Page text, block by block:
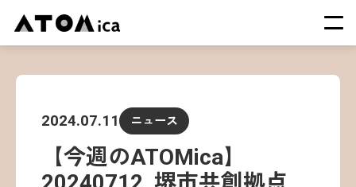
会社概要
サービス
運営施設一覧
2024.07.11 ニュース
【今週のATOMica】